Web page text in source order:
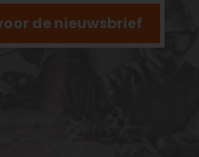
de nieuwsbrief